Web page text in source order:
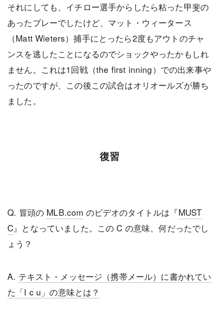
それにしても、イチロー選手からしたら粘った甲斐の
あったプレーでしたけど、マット・ウィータース
（Matt Wieters）捕手にとったら2度もアウトのチャ
ンスを逃したことになるのでショックやったかもしれ
ません。これは1回戦（the first inning）での出来事や
ったのですが、この後この試合はオリオールズが勝ち
ました。
復習
Q. 冒頭の MLB.com のビデオのタイトルは『MUST
C』となっていました。この C の意味、何だったでし
ょう？
A. テキスト・メッセージ（携帯メール）に書かれてい
た「I c u」の意味とは？